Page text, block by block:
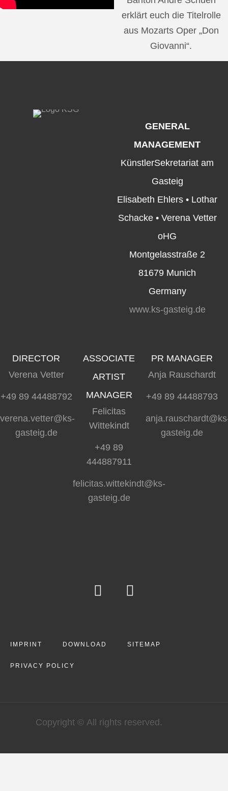
erklärt euch die Titelrolle
aus Mozarts Oper „Don
Giovanni“.
GENERAL
MANAGEMENT
KünstlerSekretariat am
Gasteig
Elisabeth Ehlers • Lothar
Schacke • Verena Vetter
oHG
Montgelasstraße 2
81679 Munich
Germany
www.ks-gasteig.de
DIRECTOR
Verena Vetter
+49 89 44488792
verena.vetter@ks-
gasteig.de
ASSOCIATE
ARTIST
MANAGER
Felicitas
Wittekindt
+49 89
444887911
felicitas.wittekindt@ks-
gasteig.de
PR MANAGER
Anja Rauschardt
+49 89 44488793
gasteig.de
IMPRINT DOWNLOAD SITEMAP
PRIVACY POLICY
Copyright © All rights reserved.